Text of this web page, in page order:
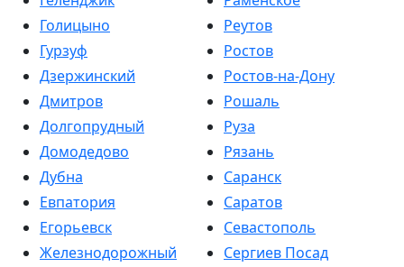
Голицыно
Гурзуф
Дзержинский
Дмитров
Долгопрудный
Домодедово
Дубна
Евпатория
Егорьевск
Железнодорожный
Реутов
Ростов
Ростов-на-Дону
Рошаль
Руза
Рязань
Саранск
Саратов
Севастополь
Сергиев Посад